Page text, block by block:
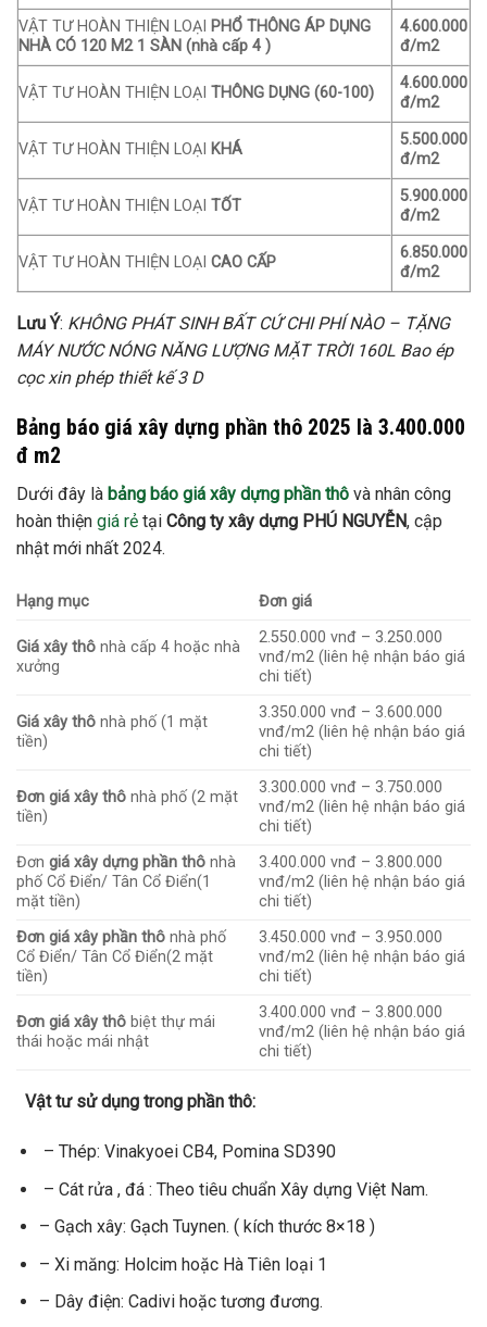
VẬT TƯ HOÀN THIỆN LOẠI PHỔ THÔNG ÁP DỤNG
NHÀ CÓ 120 M2 1 SÀN (nhà cấp 4 )
4.600.000
đ/m2
VẬT TƯ HOÀN THIỆN LOẠI THÔNG DỤNG (60-100)
4.600.000
đ/m2
VẬT TƯ HOÀN THIỆN LOẠI KHÁ
5.500.000
đ/m2
VẬT TƯ HOÀN THIỆN LOẠI TỐT
5.900.000
đ/m2
VẬT TƯ HOÀN THIỆN LOẠI CAO CẤP
6.850.000
đ/m2
Lưu Ý: KHÔNG PHÁT SINH BẤT CỨ CHI PHÍ NÀO – TẶNG
MÁY NƯỚC NÓNG NĂNG LƯỢNG MẶT TRỜI 160L Bao ép
cọc xin phép thiết kế 3 D
Bảng báo giá xây dựng phần thô 2025 là 3.400.000
đ m2
Dưới đây là bảng báo giá xây dựng phần thô và nhân công
hoàn thiện giá rẻ tại Công ty xây dựng PHÚ NGUYỄN, cập
nhật mới nhất 2024.
Hạng mục Đơn giá
Giá xây thô nhà cấp 4 hoặc nhà
xưởng
2.550.000 vnđ – 3.250.000
vnđ/m2 (liên hệ nhận báo giá
chi tiết)
Giá xây thô nhà phố (1 mặt
tiền)
3.350.000 vnđ – 3.600.000
vnđ/m2 (liên hệ nhận báo giá
chi tiết)
Đơn giá xây thô nhà phố (2 mặt
tiền)
3.300.000 vnđ – 3.750.000
vnđ/m2 (liên hệ nhận báo giá
chi tiết)
Đơn giá xây dựng phần thô nhà
phố Cổ Điển/ Tân Cổ Điển(1
mặt tiền)
3.400.000 vnđ – 3.800.000
vnđ/m2 (liên hệ nhận báo giá
chi tiết)
Đơn giá xây phần thô nhà phố
Cổ Điển/ Tân Cổ Điển(2 mặt
tiền)
3.450.000 vnđ – 3.950.000
vnđ/m2 (liên hệ nhận báo giá
chi tiết)
Đơn giá xây thô biệt thự mái
thái hoặc mái nhật
3.400.000 vnđ – 3.800.000
vnđ/m2 (liên hệ nhận báo giá
chi tiết)
Vật tư sử dụng trong phần thô:
– Thép: Vinakyoei CB4, Pomina SD390
– Cát rửa , đá : Theo tiêu chuẩn Xây dựng Việt Nam.
– Gạch xây: Gạch Tuynen. ( kích thước 8×18 )
– Xi măng: Holcim hoặc Hà Tiên loại 1
– Dây điện: Cadivi hoặc tương đương.